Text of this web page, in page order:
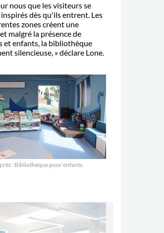
nous que les visiteurs se
dès qu'ils entrent. Les
zones créent une
malgré la présence de
et enfants, la bibliothèque
silencieuse, »déclare Lone.
: Bibliothèque pour enfants.